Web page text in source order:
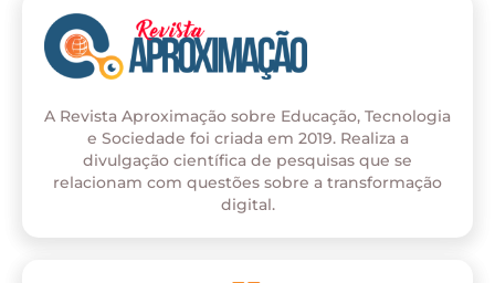
A Revista Aproximação sobre Educação, Tecnologia
e Sociedade foi criada em 2019. Realiza a
divulgação científica de pesquisas que se
relacionam com questões sobre a transformação
digital.